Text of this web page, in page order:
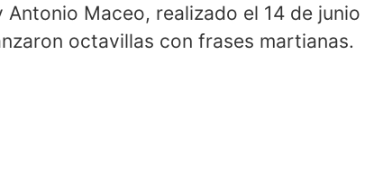
Maceo, realizado el 14 de junio
octavillas con frases martianas.